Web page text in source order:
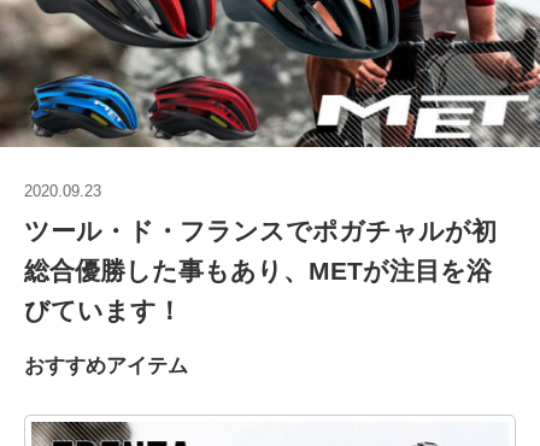
2020.09.23
ツール・ド・フランスでポガチャルが初
総合優勝した事もあり、METが注目を浴
びています！
おすすめアイテム